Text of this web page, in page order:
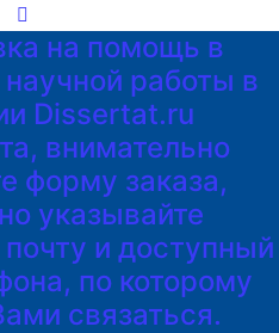
на помощь в
работы в
Dissertat.ru
внимательно
форму заказа,
указывайте
и доступный
по которому
связаться.